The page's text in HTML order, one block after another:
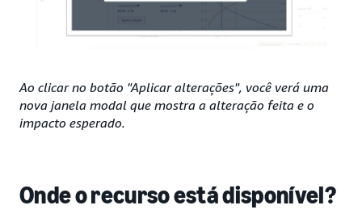
Ao clicar no botão "Aplicar alterações", você verá uma
nova janela modal que mostra a alteração feita e o
impacto esperado.
Onde o recurso está disponível?